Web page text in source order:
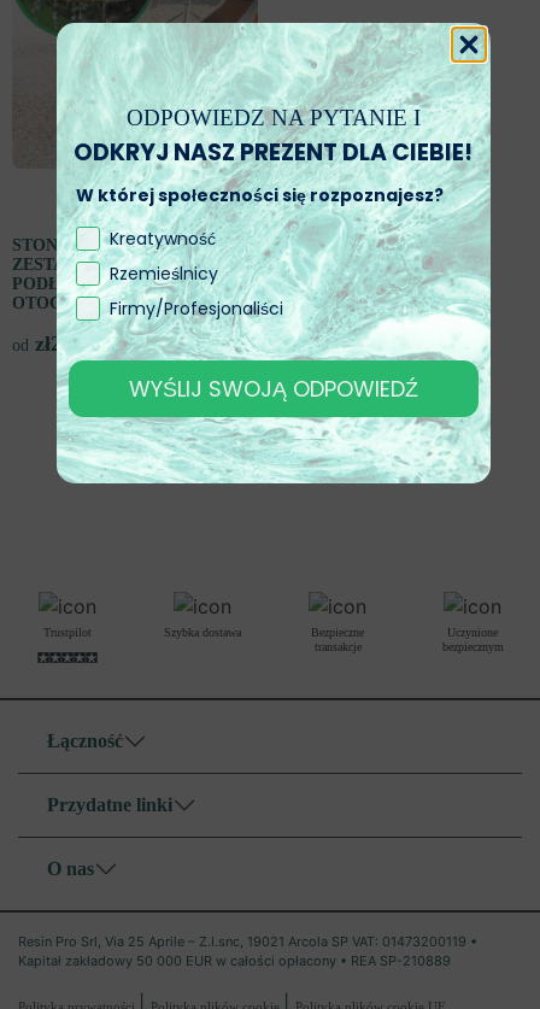
STONEDRAIN – KOMPLETNY
ZESTAW DO UKŁADANIA
PODŁOGI DRENŻĄCEJ Z
OTOCZAKÓW I ŻYWICY
od zł292,00
Trustpilot Szybka dostawa
Bezpieczne
transakcje
Uczynione
bezpiecznym
Łączność
Przydatne linki
O nas
Resin Pro Srl, Via 25 Aprile – Z.I.snc, 19021 Arcola SP VAT: 01473200119 •
Kapitał zakładowy 50 000 EUR w całości opłacony • REA SP-210889
ODPOWIEDZ NA PYTANIE I
ODKRYJ NASZ PREZENT DLA CIEBIE!
W której społeczności się rozpoznajesz?
Kreatywność
Rzemieślnicy
Firmy/Profesjonaliści
WYŚLIJ SWOJĄ ODPOWIEDŹ